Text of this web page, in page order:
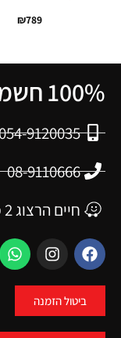
₪789
100% חשמל
9120035
08-9110666
חיים הרצוג 2 מתחם בליליוס גדרה
ביטול הזמנה